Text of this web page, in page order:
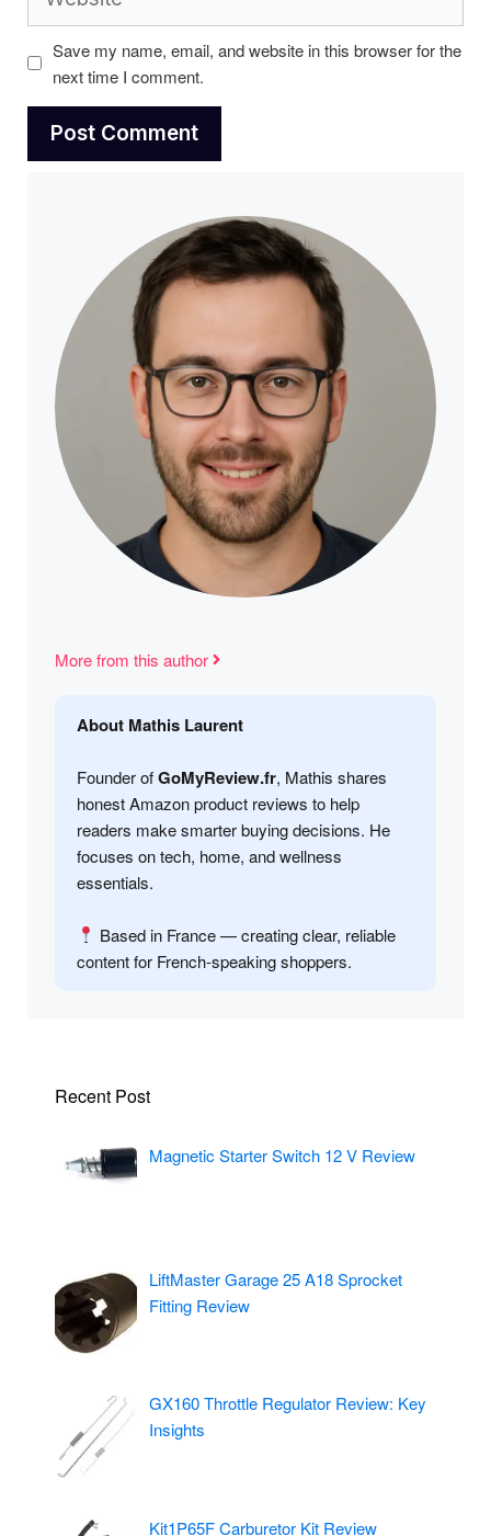
Save my name, email, and website in this browser for the
next time I comment.
More from this author
About Mathis Laurent
Founder ofGoMyReview.fr, Mathis shares
honest Amazon product reviews to help
readers make smarter buying decisions. He
focuses on tech, home, and wellness
essentials.
Based in France — creating clear, reliable
content for French-speaking shoppers.
Recent Post
Magnetic Starter Switch 12 V Review
LiftMaster Garage 25 A18 Sprocket
Fitting Review
GX160 Throttle Regulator Review: Key
Insights
Kit1P65F Carburetor Kit Review